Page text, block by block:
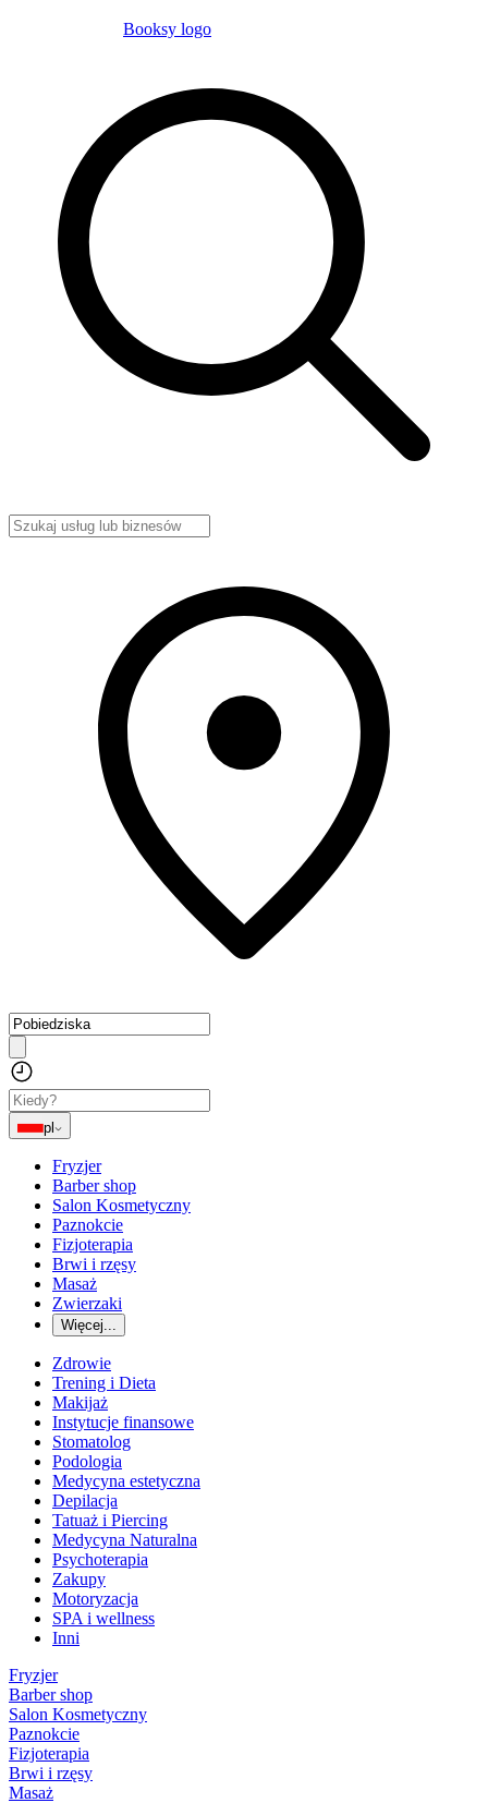
Booksy logo
pl
Fryzjer
Barber shop
Salon Kosmetyczny
Paznokcie
Fizjoterapia
Brwi i rzęsy
Masaż
Zwierzaki
Więcej...
Zdrowie
Trening i Dieta
Makijaż
Instytucje finansowe
Stomatolog
Podologia
Medycyna estetyczna
Depilacja
Tatuaż i Piercing
Medycyna Naturalna
Psychoterapia
Zakupy
Motoryzacja
SPA i wellness
Inni
Fryzjer
Barber shop
Salon Kosmetyczny
Paznokcie
Fizjoterapia
Brwi i rzęsy
Masaż